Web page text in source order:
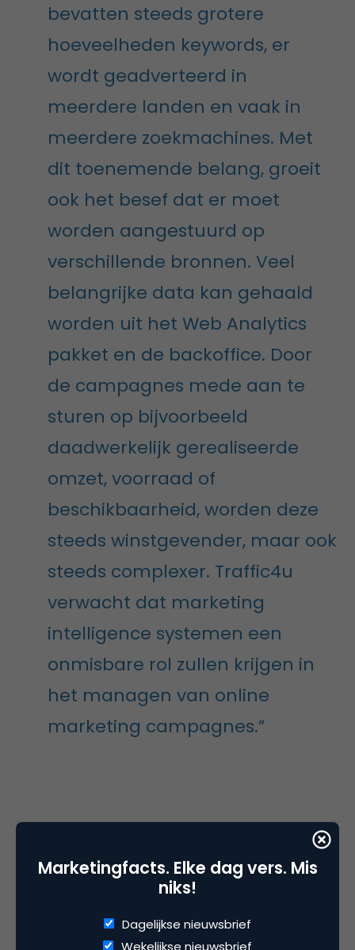
bevatten steeds grotere
hoeveelheden keywords, er
wordt geadverteerd in
meerdere landen en vaak in
meerdere zoekmachines. Met
dit toenemende belang, groeit
ook het besef dat er moet
worden aangestuurd op
verschillende bronnen. Veel
belangrijke data kan gehaald
worden uit het Web Analytics
pakket en de backoffice. Door
de campagnes mede aan te
sturen op bijvoorbeeld
daadwerkelijk gerealiseerde
omzet, voorraad of
beschikbaarheid, worden deze
steeds winstgevender, maar ook
steeds complexer. Traffic4u
verwacht dat marketing
intelligence systemen een
onmisbare rol zullen krijgen in
het managen van online
marketing campagnes.”
Kopieer link
Marketingfacts. Elke dag vers. Mis
niks!
Dagelijkse nieuwsbrief
Wekelijkse nieuwsbrief